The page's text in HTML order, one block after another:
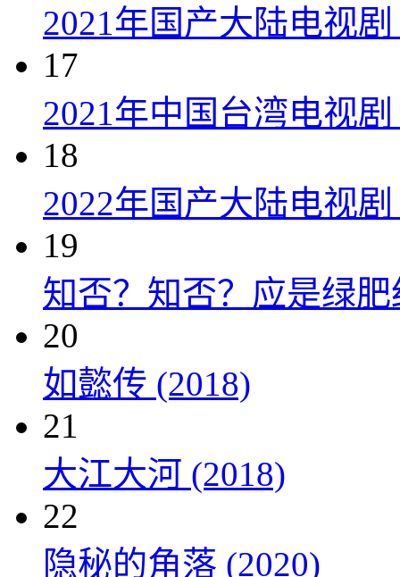
2021年国产大陆电视
17
2021年中国台湾电视
18
2022年国产大陆电视
19
知否？知否？应是绿肥
20
如懿传 (2018)
21
大江大河 (2018)
22
隐秘的角落 (2020)